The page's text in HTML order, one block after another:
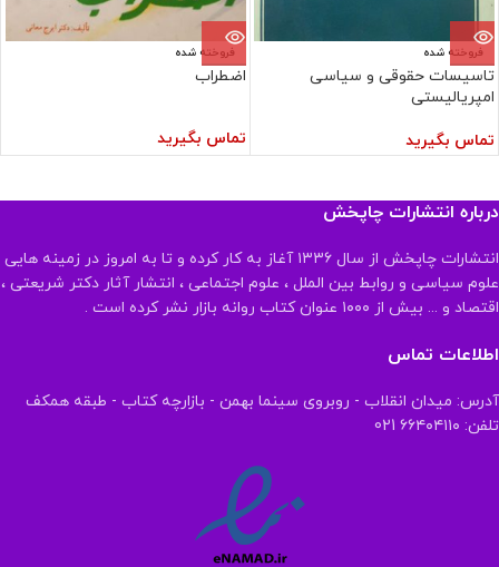
فروخته شده
تاسیسات حقوقی و سیاسی
امپریالیستی
تماس بگیرید
فروخته شده
اضطراب
تماس بگیرید
درباره انتشارات چاپخش
انتشارات چاپخش از سال ۱۳۳۶ آغاز به کار کرده و تا به امروز در زمینه هایی
علوم سیاسی و روابط بین الملل ، علوم اجتماعی ، انتشار آثار دکتر شریعتی ،
اقتصاد و ... بیش از ۱۰۰۰ عنوان کتاب روانه بازار نشر کرده است .
اطلاعات تماس
آدرس: میدان انقلاب - روبروی سینما بهمن - بازارچه کتاب - طبقه همکف
تلفن: ۶۶۴۰۴۱۱۰ 021